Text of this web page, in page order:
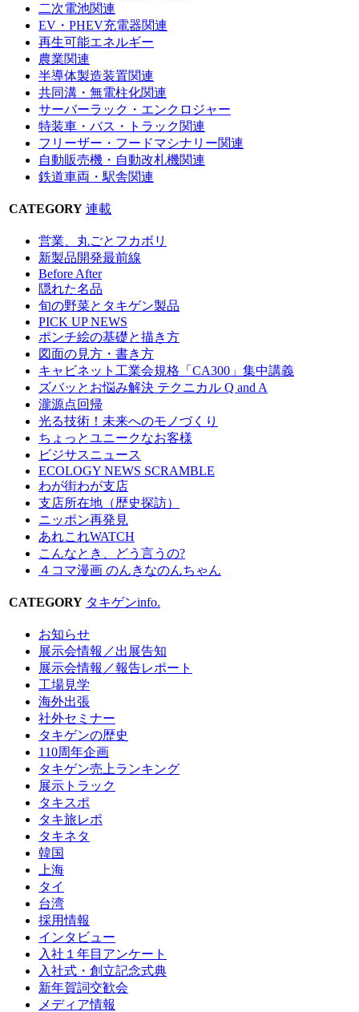
二次電池関連
EV・PHEV充電器関連
再生可能エネルギー
農業関連
半導体製造装置関連
共同溝・無電柱化関連
サーバーラック・エンクロジャー
特装車・バス・トラック関連
フリーザー・フードマシナリー関連
自動販売機・自動改札機関連
鉄道車両・駅舎関連
CATEGORY 連載
営業、丸ごとフカボリ
新製品開発最前線
Before After
隠れた名品
旬の野菜とタキゲン製品
PICK UP NEWS
ポンチ絵の基礎と描き方
図面の見方・書き方
キャビネット工業会規格「CA300」集中講義
ズバッとお悩み解決 テクニカル Q and A
瀧源点回帰
光る技術！未来へのモノづくり
ちょっとユニークなお客様
ビジサスニュース
ECOLOGY NEWS SCRAMBLE
わが街わが支店
支店所在地（歴史探訪）
ニッポン再発見
あれこれWATCH
こんなとき、どう言うの?
４コマ漫画 のんきなのんちゃん
CATEGORY タキゲンinfo.
お知らせ
展示会情報／出展告知
展示会情報／報告レポート
工場見学
海外出張
社外セミナー
タキゲンの歴史
110周年企画
タキゲン売上ランキング
展示トラック
タキスポ
タキ旅レポ
タキネタ
韓国
上海
タイ
台湾
採用情報
インタビュー
入社１年目アンケート
入社式・創立記念式典
新年賀詞交歓会
メディア情報